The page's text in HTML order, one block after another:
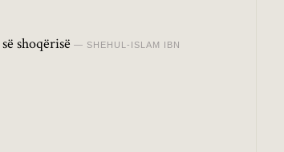
shoqërisë SHEHUL-ISLAM IBN